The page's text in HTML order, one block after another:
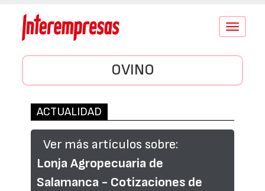
Conmutar
OVINO
ACTUALIDAD
Ver más artículos sobre:
Lonja Agropecuaria de
Salamanca - Cotizaciones de